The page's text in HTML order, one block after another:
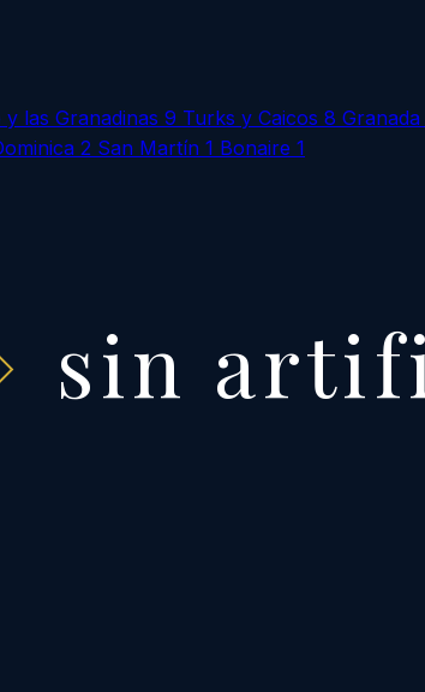
y las Granadinas 9 Turks y Caicos 8 Granada
2 San Martín 1 Bonaire 1
sin